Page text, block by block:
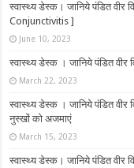
स्वास्थ्य डेस्क। जानिये पंडित
Conjunctivitis ]
June 10, 2023
स्वास्थ्य डेस्क । जानिये पंडित
March 22, 2023
स्वास्थ्य डेस्क । जानिये पंडित वीर
नुस्‍खों को अजमाएं
March 15, 2023
स्वास्थ्य डेस्क। जानिये पंडित वीर